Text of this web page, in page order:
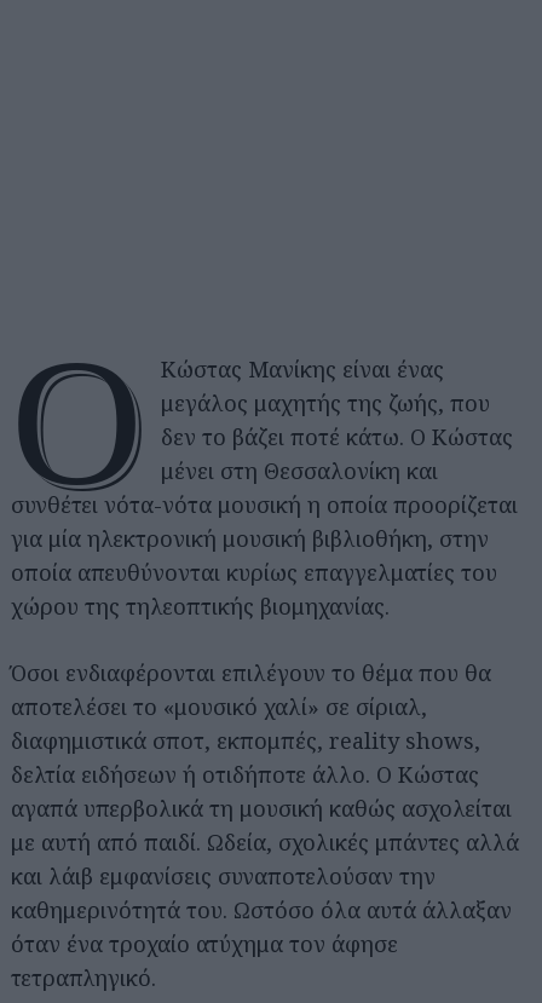
Ο
Κώστας Μανίκης είναι ένας
μεγάλος μαχητής της ζωής, που
δεν το βάζει ποτέ κάτω. Ο Κώστας
μένει στη Θεσσαλονίκη και
συνθέτει νότα-νότα μουσική η οποία προορίζεται
για μία ηλεκτρονική μουσική βιβλιοθήκη, στην
οποία απευθύνονται κυρίως επαγγελματίες του
χώρου της τηλεοπτικής βιομηχανίας.
Όσοι ενδιαφέρονται επιλέγουν το θέμα που θα
αποτελέσει το «μουσικό χαλί» σε σίριαλ,
διαφημιστικά σποτ, εκπομπές, reality shows,
δελτία ειδήσεων ή οτιδήποτε άλλο. Ο Κώστας
αγαπά υπερβολικά τη μουσική καθώς ασχολείται
με αυτή από παιδί. Ωδεία, σχολικές μπάντες αλλά
και λάιβ εμφανίσεις συναποτελούσαν την
καθημερινότητά του. Ωστόσο όλα αυτά άλλαξαν
όταν ένα τροχαίο ατύχημα τον άφησε
τετραπληγικό.